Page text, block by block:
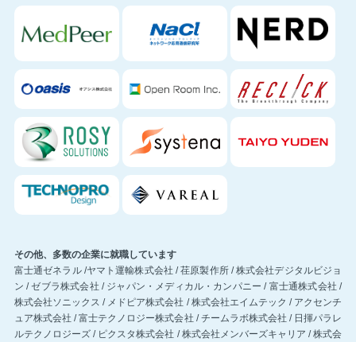
その他、多数の企業に就職しています
富士通ゼネラル /ヤマト運輸株式会社 / 荏原製作所 / 株式会社デジタルビジョ
ン / ゼブラ株式会社 / ジャパン・メディカル・カンパニー / 富士通株式会社 /
株式会社ソニックス / メドピア株式会社 / 株式会社エイムテック / アクセンチ
ュア株式会社 / 富士テクノロジー株式会社 / チームラボ株式会社 / 日揮パラレ
ルテクノロジーズ / ピクスタ株式会社 / 株式会社メンバーズキャリア / 株式会